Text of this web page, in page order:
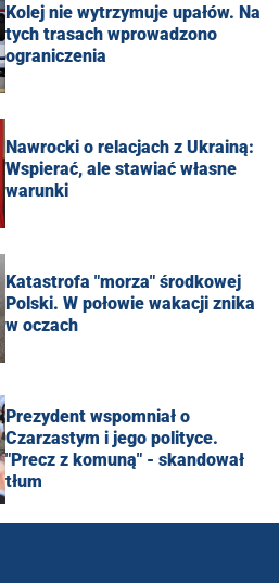
Kolej nie wytrzymuje upałów. Na
tych trasach wprowadzono
ograniczenia
Nawrocki o relacjach z Ukrainą:
Wspierać, ale stawiać własne
warunki
Katastrofa "morza" środkowej
Polski. W połowie wakacji znika
w oczach
Prezydent wspomniał o
Czarzastym i jego polityce.
"Precz z komuną" - skandował
tłum